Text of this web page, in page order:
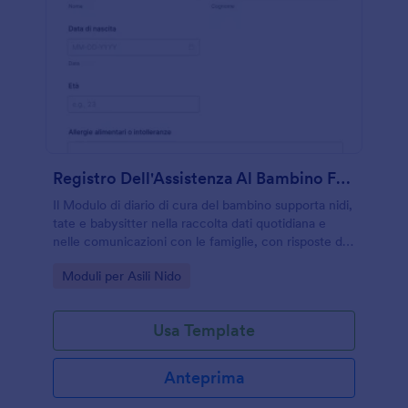
Registro Dell'Assistenza Al Bambino Form
Il Modulo di diario di cura del bambino supporta nidi,
tate e babysitter nella raccolta dati quotidiana e
nelle comunicazioni con le famiglie, con risposte del
Go to Category:
Moduli per Asili Nido
Usa Template
Anteprima